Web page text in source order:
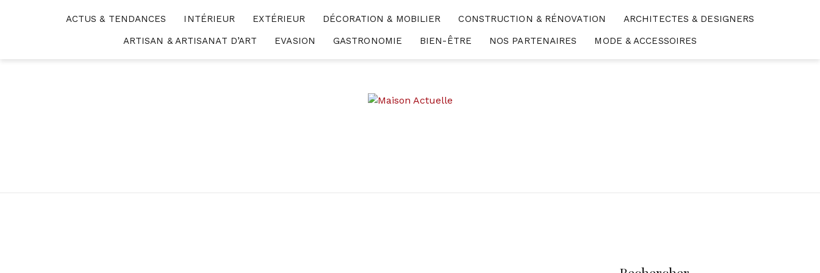
ACTUS & TENDANCES INTÉRIEUR EXTÉRIEUR DÉCORATION & MOBILIER CONSTRUCTION & RÉNOVATION
ARCHITECTES & DESIGNERS
ARTISAN & ARTISANAT D’ART
EVASION GASTRONOMIE BIEN-ÊTRE NOS PARTENAIRES MODE & ACCESSOIRES